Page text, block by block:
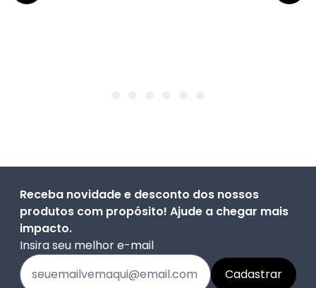
Receba novidade e desconto dos nossos
produtos com propósito! Ajude a chegar mais
impacto.
Insira seu melhor e-mail